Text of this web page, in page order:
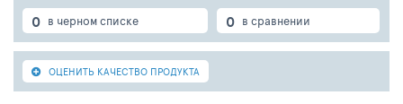
0 в черном списке 0 в сравнении
ОЦЕНИТЬ КАЧЕСТВО ПРОДУКТА